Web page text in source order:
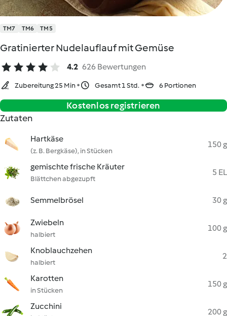
TM7 TM6 TM5
Gratinierter Nudelauflauf mit Gemüse
4.2 626 Bewertungen
Zubereitung 25 Min Gesamt 1 Std. 6 Portionen
Kostenlos registrieren
Zutaten
Hartkäse
(z. B. Bergkäse), in Stücken
150 g
gemischte frische Kräuter
Blättchen abgezupft
5 EL
Semmelbrösel 30 g
Zwiebeln
halbiert
100 g
Knoblauchzehen
halbiert
2
Karotten
in Stücken
150 g
Zucchini
200 g